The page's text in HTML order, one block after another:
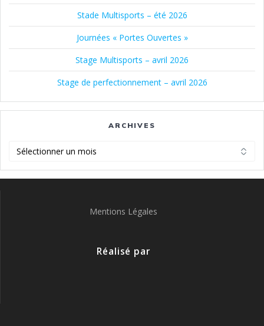
Stade Multisports – été 2026
Journées « Portes Ouvertes »
Stage Multisports – avril 2026
Stage de perfectionnement – avril 2026
ARCHIVES
Mentions Légales
Réalisé par